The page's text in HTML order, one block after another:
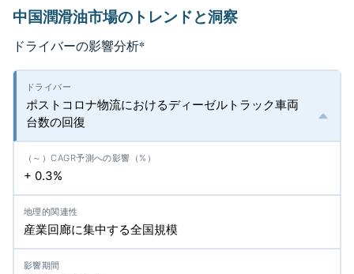
中国潤滑油市場のトレンドと洞察
ドライバーの影響分析*
ポストコロナ物流におけるディーゼルトラック車両
台数の回復
+ 0.3%
産業回廊に集中する全国規模